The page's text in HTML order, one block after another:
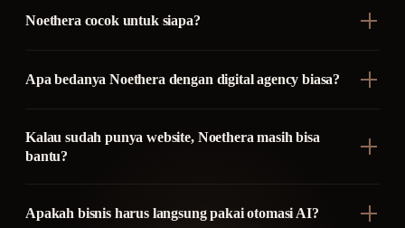
Noethera cocok untuk siapa?
Apa bedanya Noethera dengan digital agency biasa?
Kalau sudah punya website, Noethera masih bisa
bantu?
Apakah bisnis harus langsung pakai otomasi AI?